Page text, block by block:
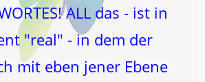
ALL das - ist in
"real" - in dem der
mit eben jener Ebene